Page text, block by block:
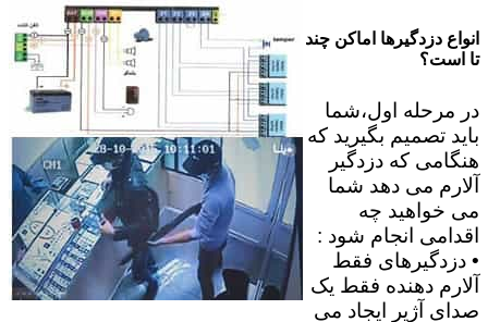
انواع دزدگیرها اماکن چند
تا است؟
در مرحله اول،شما
باید تصمیم بگیرید که
هنگامی که دزدگیر
آلارم می دهد شما
می خواهید چه
اقدامی انجام شود :
• دزدگیرهای فقط
آلارم دهنده فقط یک
صدای آژیر ایجاد می